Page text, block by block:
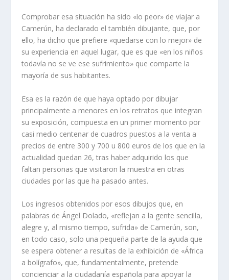
Comprobar esa situación ha sido «lo peor» de viajar a
Camerún, ha declarado el también dibujante, que, por
ello, ha dicho que prefiere «quedarse con lo mejor» de
su experiencia en aquel lugar, que es que «en los niños
todavía no se ve ese sufrimiento» que comparte la
mayoría de sus habitantes.
Esa es la razón de que haya optado por dibujar
principalmente a menores en los retratos que integran
su exposición, compuesta en un primer momento por
casi medio centenar de cuadros puestos a la venta a
precios de entre 300 y 700 u 800 euros de los que en la
actualidad quedan 26, tras haber adquirido los que
faltan personas que visitaron la muestra en otras
ciudades por las que ha pasado antes.
Los ingresos obtenidos por esos dibujos que, en
palabras de Ángel Dolado, «reflejan a la gente sencilla,
alegre y, al mismo tiempo, sufrida» de Camerún, son,
en todo caso, solo una pequeña parte de la ayuda que
se espera obtener a resultas de la exhibición de «África
a bolígrafo», que, fundamentalmente, pretende
concienciar a la ciudadanía española para apoyar la